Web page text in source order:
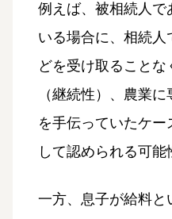
例えば、被相続人
いる場合に、相続
どを受け取ること
（継続性）、農業
を手伝っていたケー
して認められる可能
一方、息子が給料と